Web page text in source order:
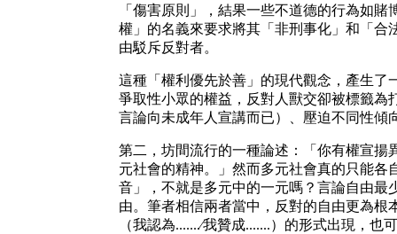
「傷害原則」，結果一些不道德的行為如
權」的名義來要求將其「非刑事化」和「合
由駁斥反對者。
這種「權利優先於善」的現代觀念，產生了
爭取性小眾的權益，反對人獸交卻被標籤為
言論向未成年人宣講而已）、壓迫不同性傾
第二，坊間流行的一種論述：「你有權宣揚
元社會的精神。」然而多元社會真的只能各
音」，不就是多元中的一元嗎？言論自由最
由。筆者相信兩者當中，反對的自由更為
（我認為.......∕我贊成.......）的形式出現，也